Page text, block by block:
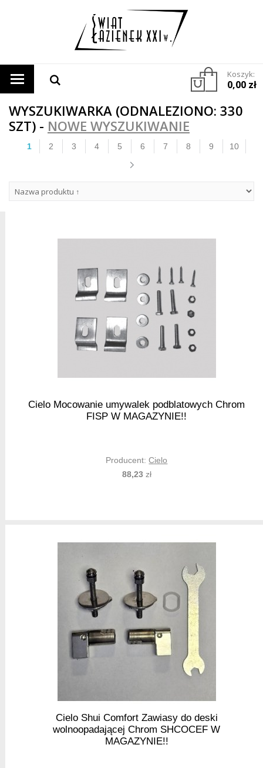
Koszyk:
0,00 zł
WYSZUKIWARKA (ODNALEZIONO: 330
SZT) - NOWE WYSZUKIWANIE
1 2 3 4 5 6 7 8 9 10
Cielo Mocowanie umywalek podblatowych Chrom
FISP W MAGAZYNIE!!
Producent:Cielo
88,23zł
Cielo Shui Comfort Zawiasy do deski
wolnoopadającej Chrom SHCOCEF W
MAGAZYNIE!!